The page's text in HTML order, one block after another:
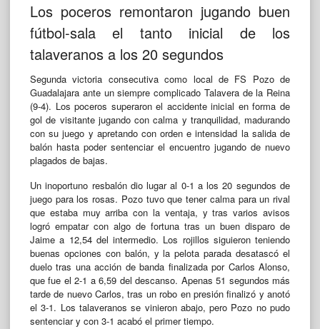
Los poceros remontaron jugando buen
fútbol-sala el tanto inicial de los
talaveranos a los 20 segundos
Segunda victoria consecutiva como local de FS Pozo de
Guadalajara ante un siempre complicado Talavera de la Reina
(9-4). Los poceros superaron el accidente inicial en forma de
gol de visitante jugando con calma y tranquilidad, madurando
con su juego y apretando con orden e intensidad la salida de
balón hasta poder sentenciar el encuentro jugando de nuevo
plagados de bajas.
Un inoportuno resbalón dio lugar al 0-1 a los 20 segundos de
juego para los rosas. Pozo tuvo que tener calma para un rival
que estaba muy arriba con la ventaja, y tras varios avisos
logró empatar con algo de fortuna tras un buen disparo de
Jaime a 12,54 del intermedio. Los rojillos siguieron teniendo
buenas opciones con balón, y la pelota parada desatascó el
duelo tras una acción de banda finalizada por Carlos Alonso,
que fue el 2-1 a 6,59 del descanso. Apenas 51 segundos más
tarde de nuevo Carlos, tras un robo en presión finalizó y anotó
el 3-1. Los talaveranos se vinieron abajo, pero Pozo no pudo
sentenciar y con 3-1 acabó el primer tiempo.